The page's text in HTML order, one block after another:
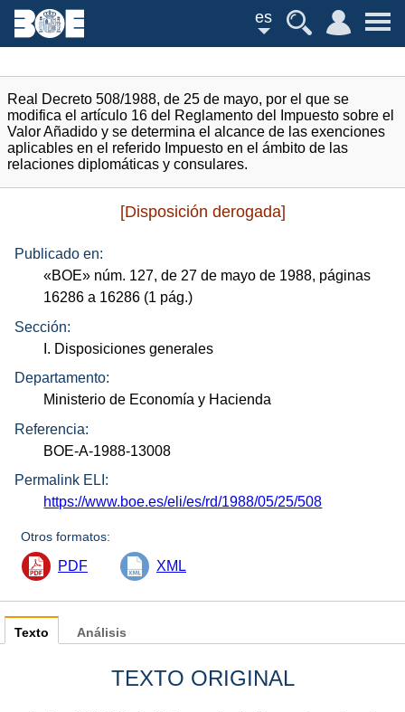
es
Real Decreto 508/1988, de 25 de mayo, por el que se
modifica el artículo 16 del Reglamento del Impuesto sobre el
Valor Añadido y se determina el alcance de las exenciones
aplicables en el referido Impuesto en el ámbito de las
relaciones diplomáticas y consulares.
[Disposición derogada]
Publicado en:
«BOE» núm. 127, de 27 de mayo de 1988, páginas
16286 a 16286 (1 pág.)
Sección:
I. Disposiciones generales
Departamento:
Ministerio de Economía y Hacienda
Referencia:
BOE-A-1988-13008
Permalink ELI:
https://www.boe.es/eli/es/rd/1988/05/25/508
Otros formatos:
PDF XML
Texto
TEXTO ORIGINAL
Análisis